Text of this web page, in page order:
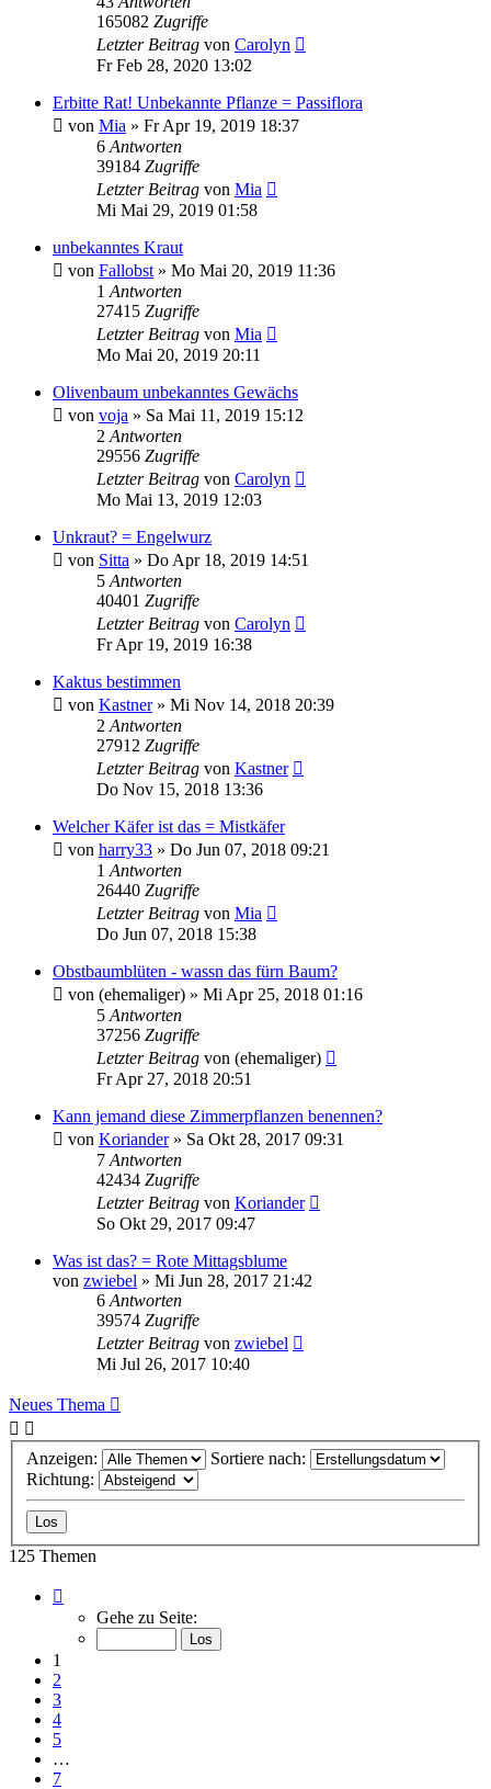
165082 Zugriffe
Letzter Beitrag von Carolyn
Fr Feb 28, 2020 13:02
Erbitte Rat! Unbekannte Pflanze = Passiflora
von Mia » Fr Apr 19, 2019 18:37
6 Antworten
39184 Zugriffe
Letzter Beitrag von Mia
Mi Mai 29, 2019 01:58
unbekanntes Kraut
von Fallobst » Mo Mai 20, 2019 11:36
1 Antworten
27415 Zugriffe
Letzter Beitrag von Mia
Mo Mai 20, 2019 20:11
Olivenbaum unbekanntes Gewächs
von voja » Sa Mai 11, 2019 15:12
2 Antworten
29556 Zugriffe
Letzter Beitrag von Carolyn
Mo Mai 13, 2019 12:03
Unkraut? = Engelwurz
von Sitta » Do Apr 18, 2019 14:51
5 Antworten
40401 Zugriffe
Letzter Beitrag von Carolyn
Fr Apr 19, 2019 16:38
Kaktus bestimmen
von Kastner» Mi Nov 14, 2018 20:39
2 Antworten
27912 Zugriffe
Letzter Beitrag von Kastner
Do Nov 15, 2018 13:36
Welcher Käfer ist das = Mistkäfer
von harry33 » Do Jun 07, 2018 09:21
1 Antworten
26440 Zugriffe
Letzter Beitrag von Mia
Do Jun 07, 2018 15:38
Obstbaumblüten - wassn das fürn Baum?
von (ehemaliger) » Mi Apr 25, 2018 01:16
5 Antworten
37256 Zugriffe
Letzter Beitrag von (ehemaliger)
Fr Apr 27, 2018 20:51
Kann jemand diese Zimmerpflanzen benennen?
von Koriander» Sa Okt 28, 2017 09:31
7 Antworten
42434 Zugriffe
Letzter Beitrag von Koriander
So Okt 29, 2017 09:47
Was ist das? = Rote Mittagsblume
von zwiebel » Mi Jun 28, 2017 21:42
6 Antworten
39574 Zugriffe
Letzter Beitrag von zwiebel
Mi Jul 26, 2017 10:40
Neues Thema
Anzeigen:
Sortiere nach:
Richtung:
125 Themen
von
Gehe zu Seite:
1
2
3
4
5
…
7